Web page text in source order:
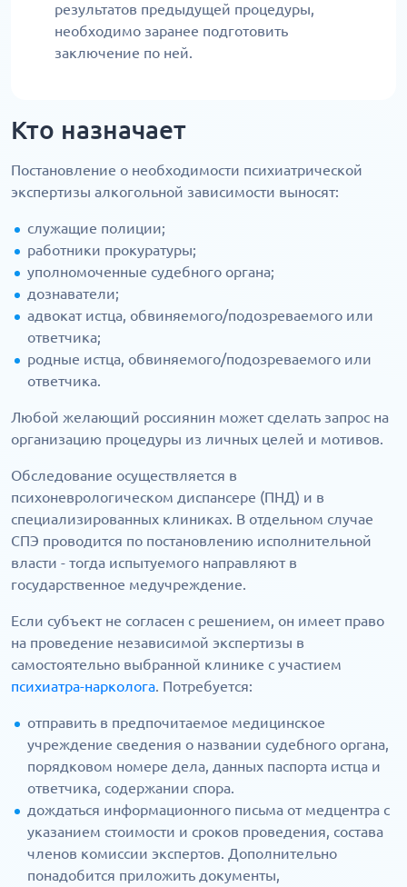
результатов предыдущей процедуры,
необходимо заранее подготовить
заключение по ней.
Кто назначает
Постановление о необходимости психиатрической
экспертизы алкогольной зависимости выносят:
служащие полиции;
работники прокуратуры;
уполномоченные судебного органа;
дознаватели;
адвокат истца, обвиняемого/подозреваемого или
ответчика;
родные истца, обвиняемого/подозреваемого или
ответчика.
Любой желающий россиянин может сделать запрос на
организацию процедуры из личных целей и мотивов.
Обследование осуществляется в
психоневрологическом диспансере (ПНД) и в
специализированных клиниках. В отдельном случае
СПЭ проводится по постановлению исполнительной
власти - тогда испытуемого направляют в
государственное медучреждение.
Если субъект не согласен с решением, он имеет право
на проведение независимой экспертизы в
самостоятельно выбранной клинике с участием
психиатра-нарколога. Потребуется:
отправить в предпочитаемое медицинское
учреждение сведения о названии судебного органа,
порядковом номере дела, данных паспорта истца и
ответчика, содержании спора.
дождаться информационного письма от медцентра с
указанием стоимости и сроков проведения, состава
членов комиссии экспертов. Дополнительно
понадобится приложить документы,